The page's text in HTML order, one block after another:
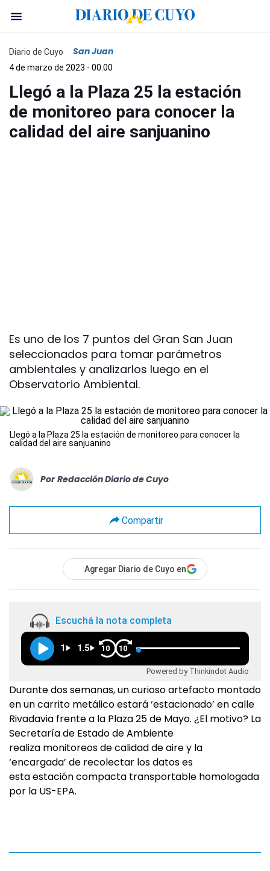
Diario de Cuyo San Juan
4 de marzo de 2023 - 00:00
Llegó a la Plaza 25 la estación
de monitoreo para conocer la
calidad del aire sanjuanino
Es uno de los 7 puntos del Gran San Juan
seleccionados para tomar parámetros
ambientales y analizarlos luego en el
Observatorio Ambiental.
Llegó a la Plaza 25 la estación de monitoreo para conocer la
calidad del aire sanjuanino
Por Redacción Diario de Cuyo
Compartir
Agregar Diario de Cuyo en
Escuchá la nota completa
1 1.5 10 10
Powered by Thinkindot Audio
Durante dos semanas, un curioso artefacto montado
en un carrito metálico estará ‘estacionado’ en calle
Rivadavia frente a la Plaza 25 de Mayo. ¿El motivo? La
Secretaría de Estado de Ambiente
realiza monitoreos de calidad de aire y la
‘encargada’ de recolectar los datos es
esta estación compacta transportable homologada
por la US-EPA.